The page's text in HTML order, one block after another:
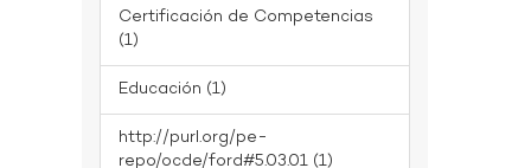
Certificación de Competencias
(1)
Educación (1)
http://purl.org/pe-
repo/ocde/ford#5.03.01 (1)